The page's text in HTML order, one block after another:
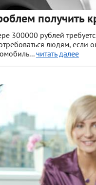
получить
300000 рублей
людям, если
читать далее